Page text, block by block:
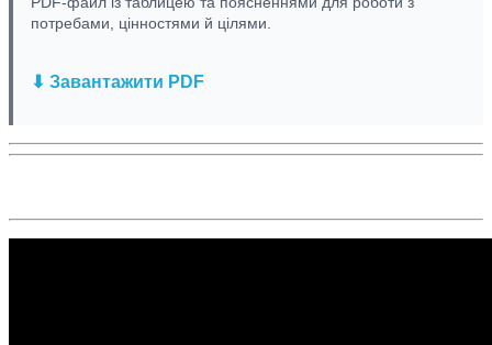
потребами, цінностями й цілями.
⬇ Завантажити PDF